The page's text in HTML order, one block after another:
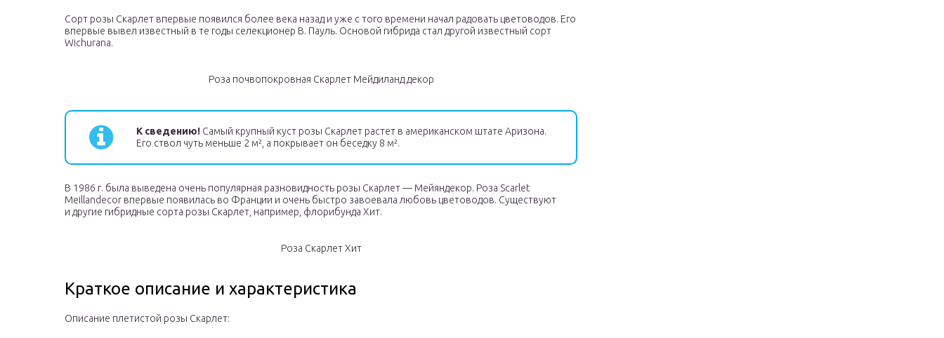
Сорт розы Скарлет впервые появился более века назад и уже с того времени начал радовать цветоводов. Его
впервые вывел известный в те годы селекционер В. Пауль. Основой гибрида стал другой известный сорт
Wichurana.
Роза почвопокровная Скарлет Мейдиланд декор
К сведению! Самый крупный куст розы Скарлет растет в американском штате Аризона.
Его ствол чуть меньше 2 м², а покрывает он беседку 8 м².
В 1986 г. была выведена очень популярная разновидность розы Скарлет — Мейяндекор. Роза Scarlet
Meillandecor впервые появилась во Франции и очень быстро завоевала любовь цветоводов. Существуют
и другие гибридные сорта розы Скарлет, например, флорибунда Хит.
Роза Скарлет Хит
Краткое описание и характеристика
Описание плетистой розы Скарлет: